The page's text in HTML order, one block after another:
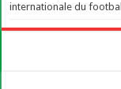
internationale du football